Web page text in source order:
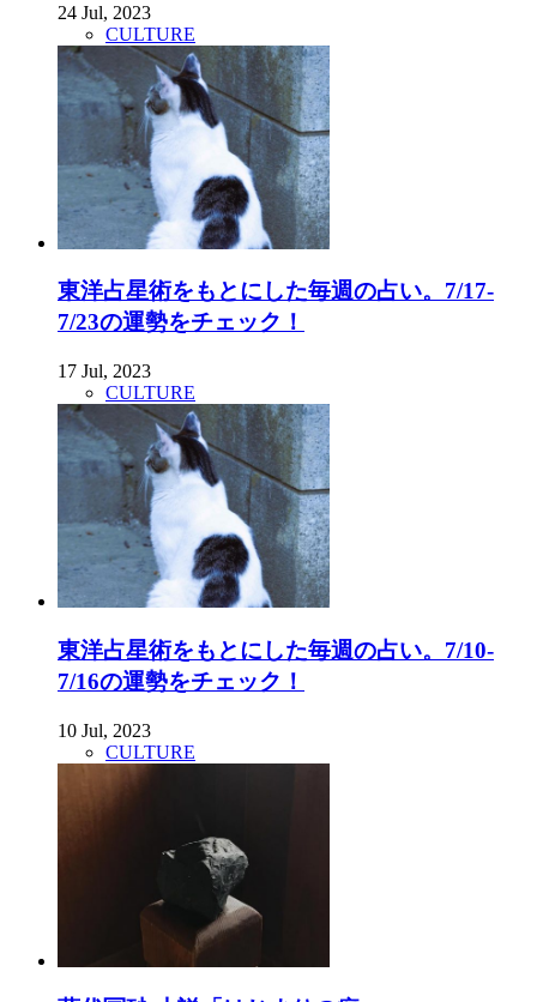
24 Jul, 2023
CULTURE
東洋占星術をもとにした毎週の占い。7/17-
7/23の運勢をチェック！
17 Jul, 2023
CULTURE
東洋占星術をもとにした毎週の占い。7/10-
7/16の運勢をチェック！
10 Jul, 2023
CULTURE